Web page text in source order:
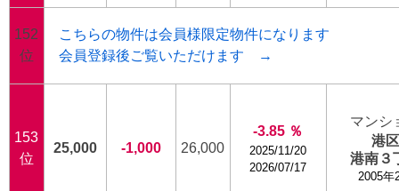
152
位
こちらの物件は会員様限定物件になります
会員登録後ご覧いただけます →
153
位
25,000 -1,000 26,000
-3.85 ％
2025/11/20
2026/07/17
マンシ
港区
港南３
2005年